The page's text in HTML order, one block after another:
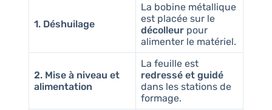
1. Déshuilage
La bobine métallique
est placée sur le
décolleurpour
alimenter le matériel.
2. Mise à niveau et
alimentation
La feuille est
redressé et guidé
dans les stations de
formage.